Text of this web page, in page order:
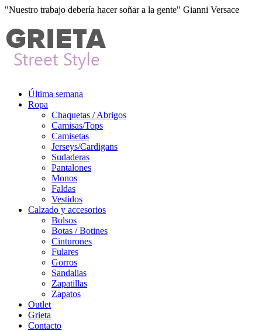
"Nuestro trabajo debería hacer soñar a la gente" Gianni Versace
Última semana
Ropa
Chaquetas / Abrigos
Camisas/Tops
Camisetas
Jerseys/Cardigans
Sudaderas
Pantalones
Monos
Faldas
Vestidos
Calzado y accesorios
Bolsos
Botas / Botines
Cinturones
Fulares
Gorros
Sandalias
Zapatillas
Zapatos
Outlet
Grieta
Contacto